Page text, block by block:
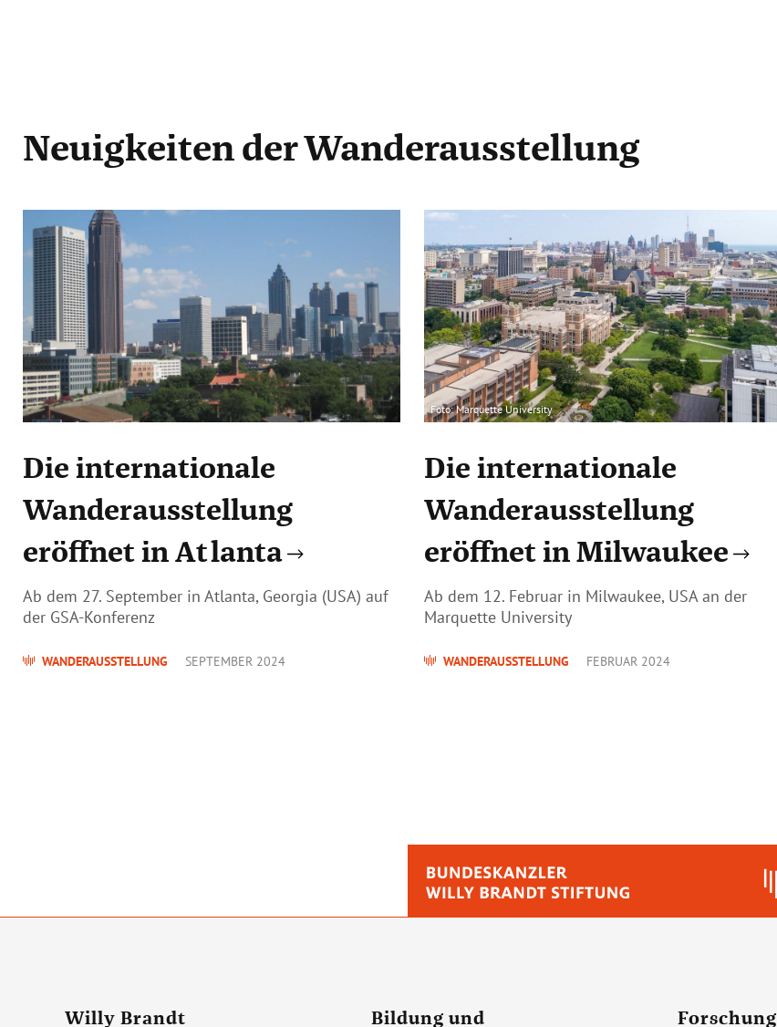
Neuigkeitender Wanderausstellung
Die internationale
Wanderausstellung
eröffnet in Atlanta
Ab dem 27. September in Atlanta, Georgia (USA) auf
der GSA-Konferenz
WANDERAUSSTELLUNG SEPTEMBER 2024
Foto: Marquette University
Die internationale
Wanderausstellung
eröffnet in Milwaukee
Ab dem 12. Februar in Milwaukee, USA an der
Marquette University
WANDERAUSSTELLUNG FEBRUAR 2024
Willy Brandt Bildung und Forschung